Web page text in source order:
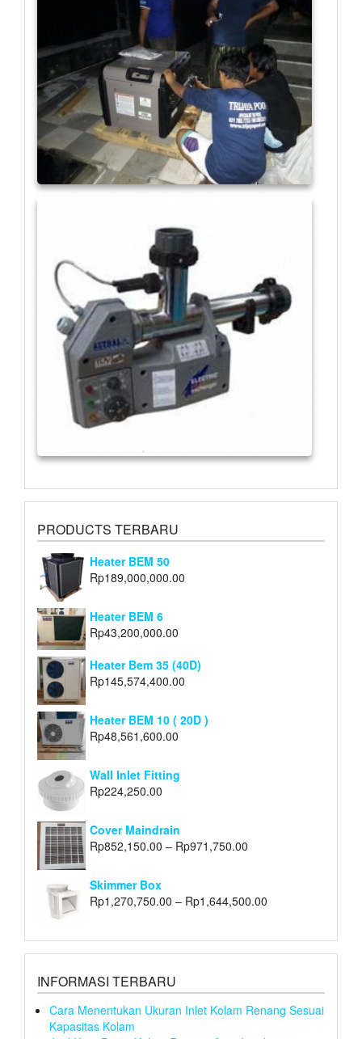
PRODUCTS TERBARU
Heater BEM 50
Rp189,000,000.00
Heater BEM 6
Rp43,200,000.00
Heater Bem 35 (40D)
Rp145,574,400.00
Heater BEM 10 ( 20D )
Rp48,561,600.00
Wall Inlet Fitting
Rp224,250.00
Cover Maindrain
Rp852,150.00 – Rp971,750.00
Skimmer Box
Rp1,270,750.00 – Rp1,644,500.00
INFORMASI TERBARU
Cara Menentukan Ukuran Inlet Kolam Renang Sesuai
Kapasitas Kolam